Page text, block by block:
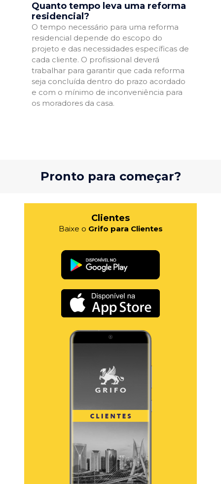
Quanto tempo leva uma reforma
residencial?
O tempo necessário para uma reforma
residencial depende do escopo do
projeto e das necessidades específicas de
cada cliente. O profissional deverá
trabalhar para garantir que cada reforma
seja concluída dentro do prazo acordado
e com o mínimo de inconveniência para
os moradores da casa.
Pronto para começar?
Clientes
Baixe o Grifo para Clientes